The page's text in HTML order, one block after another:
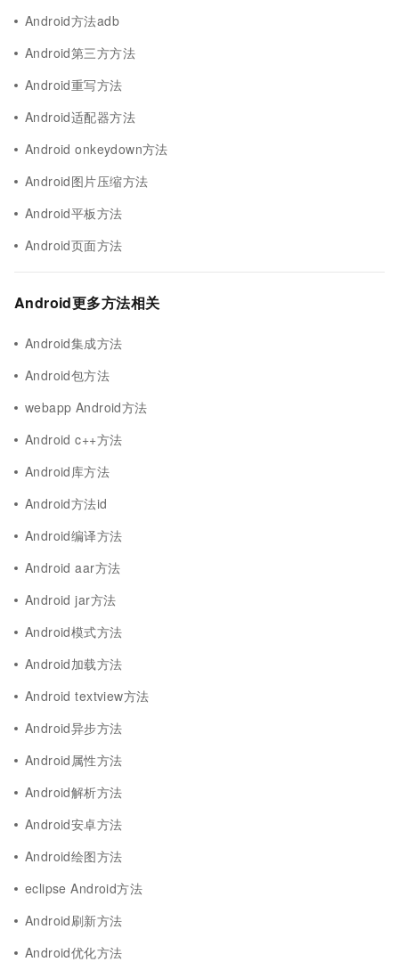
Android方法adb
Android第三方方法
Android重写方法
Android适配器方法
Android onkeydown方法
Android图片压缩方法
Android平板方法
Android页面方法
Android更多方法相关
Android集成方法
Android包方法
webapp Android方法
Android c++方法
Android库方法
Android方法id
Android编译方法
Android aar方法
Android jar方法
Android模式方法
Android加载方法
Android textview方法
Android异步方法
Android属性方法
Android解析方法
Android安卓方法
Android绘图方法
eclipse Android方法
Android刷新方法
Android优化方法